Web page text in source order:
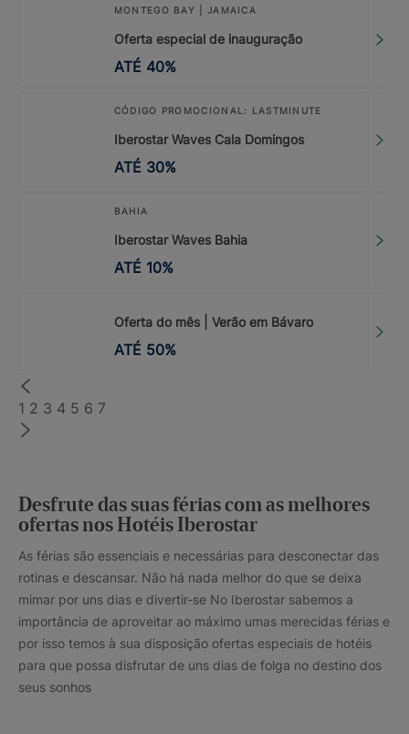
MONTEGO BAY | JAMAICA
Oferta especial de inauguração
ATÉ 40%
CÓDIGO PROMOCIONAL: LASTMINUTE
Iberostar Waves Cala Domingos
ATÉ 30%
BAHIA
Iberostar Waves Bahia
ATÉ 10%
Oferta do mês | Verão em Bávaro
ATÉ 50%
1 2 3 4 5 6 7
Desfrute das suas férias com as melhores
ofertas nos Hotéis Iberostar
As férias são essenciais e necessárias para desconectar das
rotinas e descansar. Não há nada melhor do que se deixa
mimar por uns dias e divertir-se No Iberostar sabemos a
importância de aproveitar ao máximo umas merecidas férias e
por isso temos à sua disposição ofertas especiais de hotéis
para que possa disfrutar de uns dias de folga no destino dos
seus sonhos